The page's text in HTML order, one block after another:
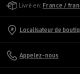
Livré en: France /
Localisateur de
Appelez-nous